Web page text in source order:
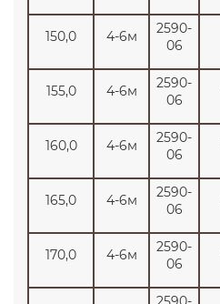
150,0 4-6м
2590-
06
155,0 4-6м
2590-
06
160,0 4-6м
2590-
06
165,0 4-6м
2590-
06
170,0 4-6м
2590-
06